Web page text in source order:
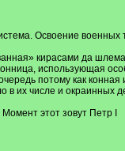
Освоение военных
кирасами да
использующая
потому как
их числе и окраинных
этот зовут Петр I